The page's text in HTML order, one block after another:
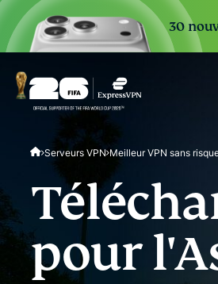
30
Serveurs VPN Meilleur VPN sans
pour